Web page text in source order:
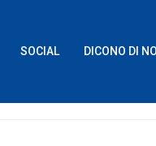
SOCIAL DICONO DI NOI